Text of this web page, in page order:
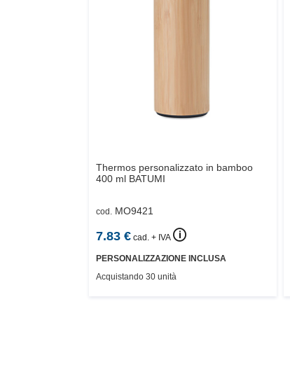
Thermos personalizzato in bamboo
400 ml BATUMI
cod. MO9421
7.83 € cad. + IVA 🛈
PERSONALIZZAZIONE INCLUSA
Acquistando 30 unità